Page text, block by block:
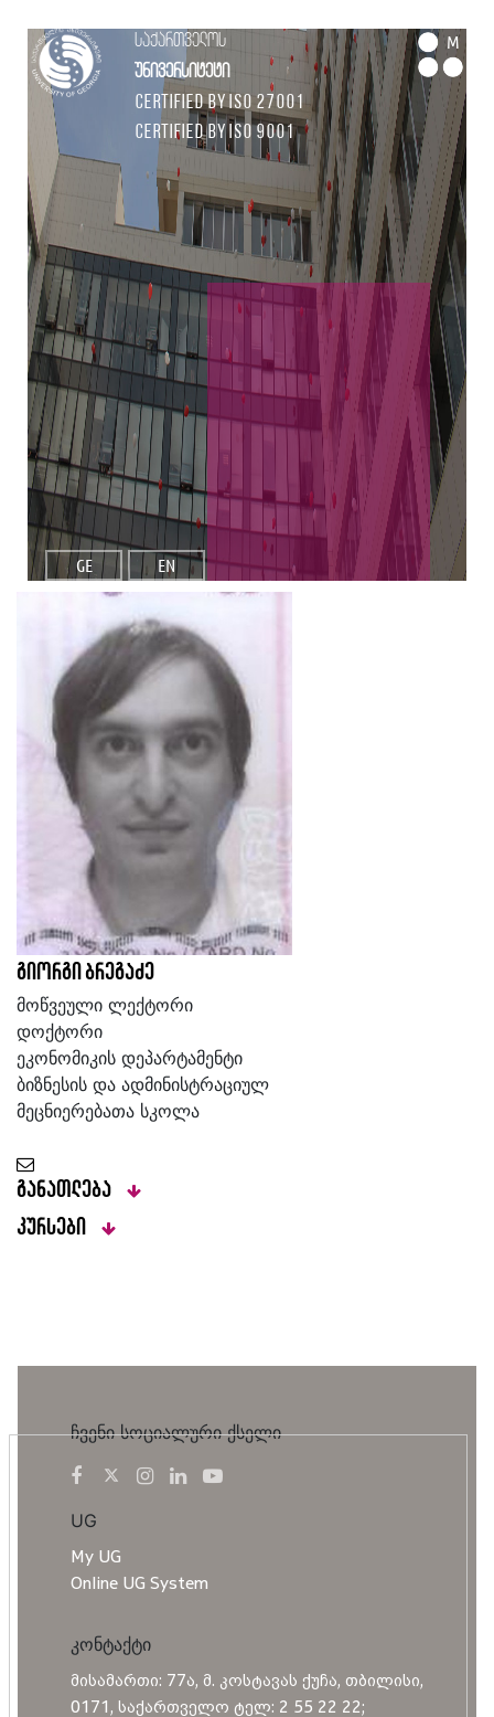
საქართველოს
უნივერსიტეტი
Certified by ISO 27001
Certified by ISO 9001
M
GE EN
გიორგი ბრეგაძე
მოწვეული ლექტორი
დოქტორი
ეკონომიკის დეპარტამენტი
ბიზნესის და ადმინისტრაციულ
მეცნიერებათა სკოლა
განათლება
კურსები
ჩვენი სოციალური ქსელი
UG
My UG
Online UG System
კონტაქტი
მისამართი: 77ა, მ. კოსტავას ქუჩა, თბილისი,
0171, საქართველო ტელ: 2 55 22 22;